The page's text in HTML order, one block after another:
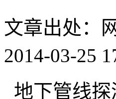
文章出处：
2014-03-25
地下管线